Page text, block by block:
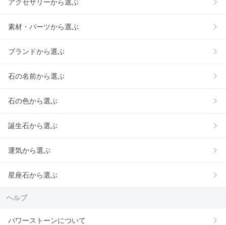
アクセサリーから選ぶ
素材・パーツから選ぶ
ブランドから選ぶ
石の名前から選ぶ
石の色から選ぶ
誕生石から選ぶ
運気から選ぶ
星座石から選ぶ
ヘルプ
パワーストーンについて